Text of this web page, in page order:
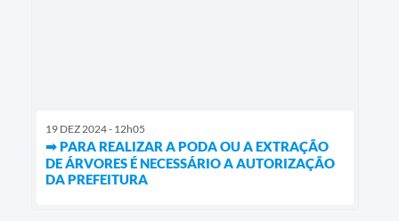
19 DEZ 2024 - 12h05
➡ PARA REALIZAR A PODA OU A EXTRAÇÃO
DE ÁRVORES É NECESSÁRIO A AUTORIZAÇÃO
DA PREFEITURA